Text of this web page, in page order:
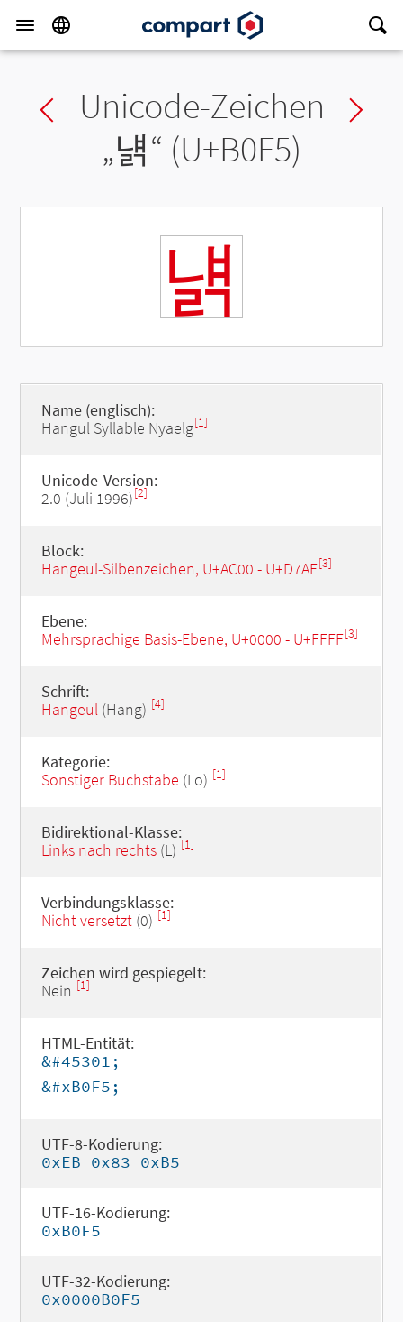
Previous char
Unicode-Zeichen
„냵“ (U+B0F5)
냵
Name (englisch):
Hangul Syllable Nyaelg[1]
Unicode-Version:
2.0 (Juli 1996)[2]
Block:
Hangeul-Silbenzeichen, U+AC00 - U+D7AF[3]
Ebene:
Mehrsprachige Basis-Ebene, U+0000 - U+FFFF[3]
Schrift:
Hangeul(Hang) [4]
Kategorie:
Sonstiger Buchstabe (Lo) [1]
Bidirektional-Klasse:
Links nach rechts(L) [1]
Verbindungsklasse:
Nicht versetzt(0) [1]
Zeichen wird gespiegelt:
Nein [1]
HTML-Entität:
&#45301;
&#xB0F5;
UTF-8-Kodierung:
0xEB 0x83 0xB5
UTF-16-Kodierung:
0xB0F5
UTF-32-Kodierung:
0x0000B0F5